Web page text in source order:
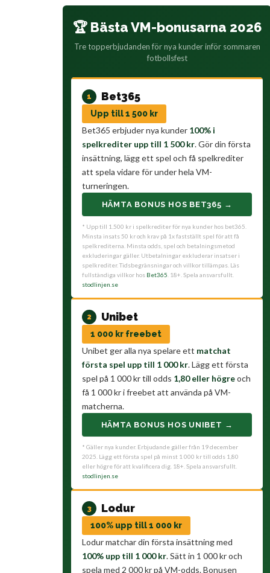
🏆 Bästa VM-bonusarna 2026
Tre topperbjudanden för nya kunder inför sommaren
fotbollsfest
1 Bet365
Upp till 1 500 kr
Bet365 erbjuder nya kunder 100% i
spelkrediter upp till 1 500 kr. Gör din första
insättning, lägg ett spel och få spelkrediter
att spela vidare för under hela VM-
turneringen.
HÄMTA BONUS HOS BET365 →
* Upp till 1.500 kr i spelkrediter för nya kunder hos bet365.
Minsta insats 50 kr och krav på 1x fastställt spel för att få
spelkrediterna. Minsta odds, spel och betalningsmetod
exkluderingar gäller. Utbetalningar exkluderar insatser i
spelkrediter. Tidsbegränsningar och villkor tillämpas. Läs
fullständiga villkor hos Bet365 . 18+. Spela ansvarsfullt.
stodlinjen.se
2 Unibet
1 000 kr freebet
Unibet ger alla nya spelare ett matchat
första spel upp till 1 000 kr. Lägg ett första
spel på 1 000 kr till odds 1,80 eller högreoch
få 1 000 kr i freebet att använda på VM-
matcherna.
HÄMTA BONUS HOS UNIBET →
* Gäller nya kunder. Erbjudande gäller från 19 december
2025. Lägg ett första spel på minst 1 000 kr till odds 1,80
eller högre för att kvalificera dig. 18+. Spela ansvarsfullt.
stodlinjen.se
3 Lodur
100% upp till 1 000 kr
Lodur matchar din första insättning med
100% upp till 1 000 kr. Sätt in 1 000 kr och
spela med 2 000 kr på VM-odds. Bonusen